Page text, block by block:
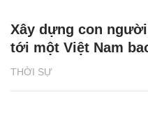
THỜI SỰ
Xây dựng con
tới một Việt Nam